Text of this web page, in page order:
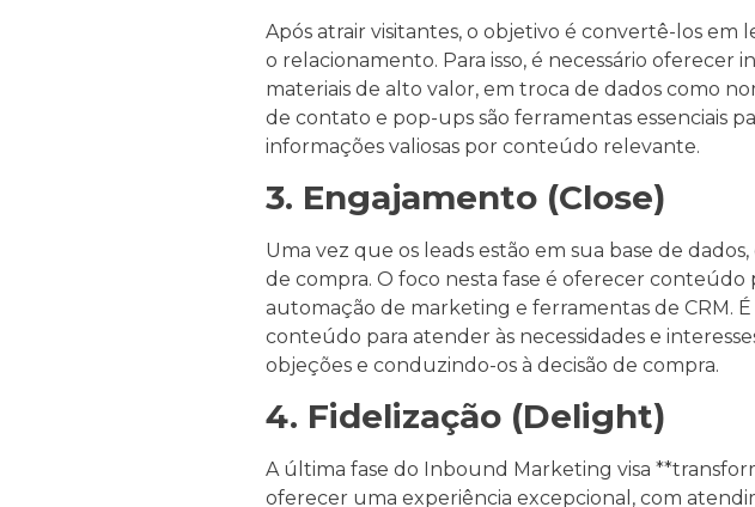
Após atrair visitantes, o objetivo é convertê-los em
o relacionamento. Para isso, é necessário
materiais de alto valor, em troca de dados como
de contato e pop-ups são ferramentas essenciais
informações valiosas por conteúdo relevante.
3. Engajamento (Close)
Uma vez que os leads estão em sua base de
de compra. O foco nesta fase é oferecer
automação de marketing e ferramentas de CRM.
conteúdo para atender às necessidades e
objeções e conduzindo-os à decisão de compra.
4. Fidelização (Delight)
A última fase do Inbound Marketing visa
oferecer uma experiência excepcional, com